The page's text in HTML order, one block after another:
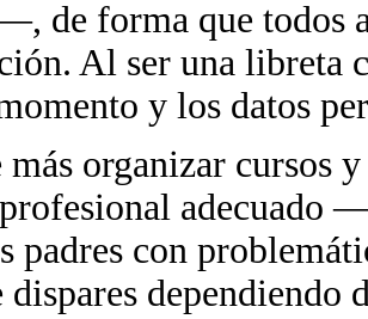
de forma que todos
Al ser una libreta
y los datos
más organizar cursos
adecuado
padres con
dispares